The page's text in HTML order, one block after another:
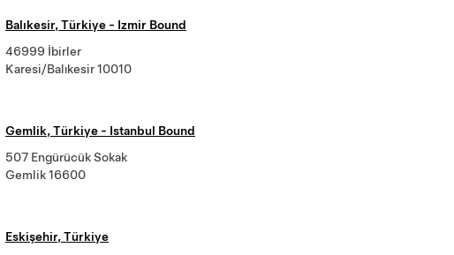
Balıkesir, Türkiye - Izmir Bound
46999 İbirler
Karesi/Balıkesir 10010
Gemlik, Türkiye - Istanbul Bound
507 Engürücük Sokak
Gemlik 16600
Eskişehir, Türkiye